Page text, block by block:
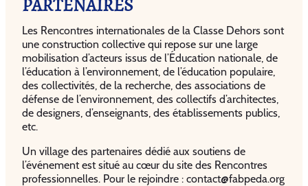
Les Rencontres internationales de la Classe Dehors sont
une construction collective qui repose sur une large
mobilisation d’acteurs issus de l’Éducation nationale, de
l’éducation à l’environnement, de l’éducation populaire,
des collectivités, de la recherche, des associations de
défense de l’environnement, des collectifs d’architectes,
de designers, d’enseignants, des établissements publics,
etc.
Un village des partenaires dédié aux soutiens de
l’événement est situé au cœur du site des Rencontres
professionnelles. Pour le rejoindre : contact@fabpeda.org